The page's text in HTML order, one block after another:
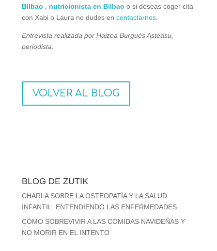
Bilbao
nutricionista en Bilbao o si deseas coger cita
con Xabi o Laura no dudes en contactarnos.
Entrevista realizada por Haizea Burgués Asteasu,
periodista.
VOLVER AL BLOG
BLOG DE ZUTIK
CHARLA SOBRE LA OSTEOPATÍA Y LA SALUD
INFANTIL: ENTENDIENDO LAS ENFERMEDADES
CÓMO SOBREVIVIR A LAS COMIDAS NAVIDEÑAS Y
NO MORIR EN EL INTENTO